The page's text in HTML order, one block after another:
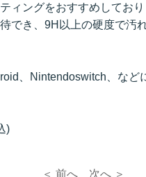
ィングをおすすめしてお
でき、9H以上の硬度で汚
、Nintendoswitch、など
)
＜ 前へ 次へ ＞